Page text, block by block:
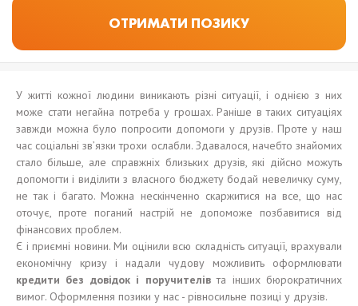
У житті кожної людини виникають різні ситуації, і однією з них
може стати негайна потреба у грошах. Раніше в таких ситуаціях
завжди можна було попросити допомоги у друзів. Проте у наш
час соціальні зв’язки трохи ослабли. Здавалося, начебто знайомих
стало більше, але справжніх близьких друзів, які дійсно можуть
допомогти і виділити з власного бюджету бодай невеличку суму,
не так і багато. Можна нескінченно скаржитися на все, що нас
оточує, проте поганий настрій не допоможе позбавитися від
фінансових проблем.
Є і приємні новини. Ми оцінили всю складність ситуації, врахували
економічну кризу і надали чудову можливить оформлювати
кредити без довідок і поручителівта інших бюрократичних
вимог. Оформлення позики у нас - рівносильне позиці у друзів.